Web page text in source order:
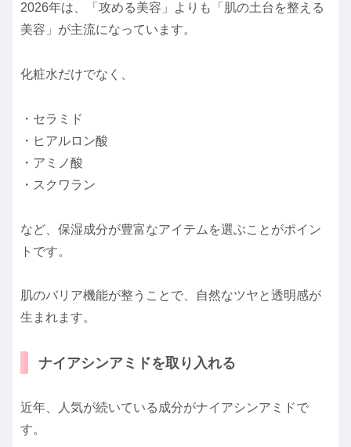
2026年は、「攻める美容」よりも「肌の土台を整える
美容」が主流になっています。
化粧水だけでなく、
・セラミド
・ヒアルロン酸
・アミノ酸
・スクワラン
など、保湿成分が豊富なアイテムを選ぶことがポイン
トです。
肌のバリア機能が整うことで、自然なツヤと透明感が
生まれます。
ナイアシンアミドを取り入れる
近年、人気が続いている成分がナイアシンアミドで
す。